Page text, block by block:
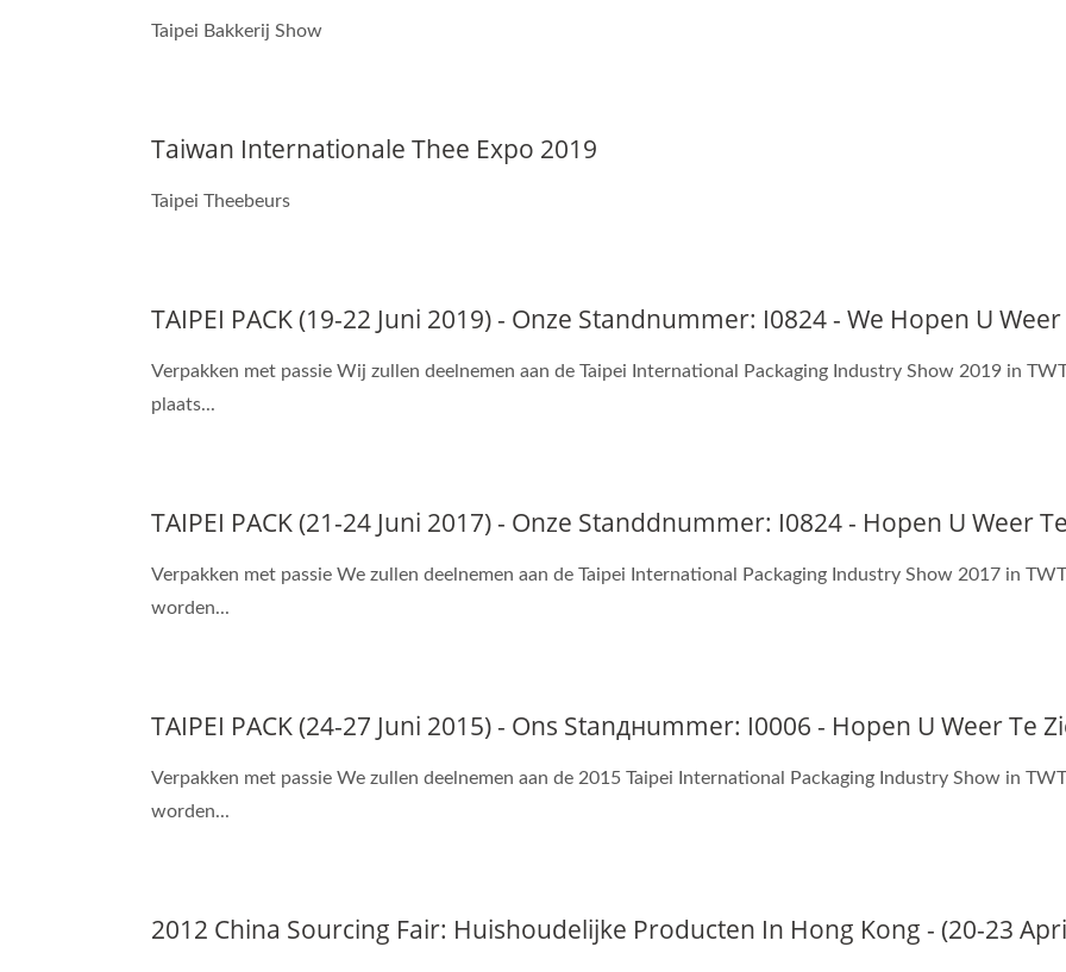
Taipei Bakkerij Show
Taiwan Internationale Thee Expo 2019
Taipei Theebeurs
TAIPEI PACK (19-22 Juni 2019) - Onze Standnummer: I0824 - We Hopen U
Verpakken met passie Wij zullen deelnemen aan de Taipei International Packaging Industry Show 2019 in
plaats...
TAIPEI PACK (21-24 Juni 2017) - Onze Standdnummer: I0824 - Hopen U Weer
Verpakken met passie We zullen deelnemen aan de Taipei International Packaging Industry Show 2017 in
worden...
TAIPEI PACK (24-27 Juni 2015) - Ons Stanднummer: I0006 - Hopen U Weer Te
Verpakken met passie We zullen deelnemen aan de 2015 Taipei International Packaging Industry Show in
worden...
2012 China Sourcing Fair: Huishoudelijke Producten In Hong Kong - (20-23